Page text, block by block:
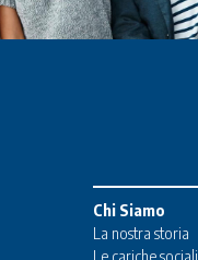
Chi Siamo
La nostra storia